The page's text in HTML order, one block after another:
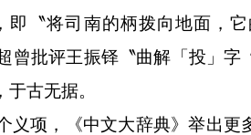
〝将司南的柄拨向地面，
曾批评王振铎〝曲解「投」字
古无据。
项，《中文大辞典》举出更